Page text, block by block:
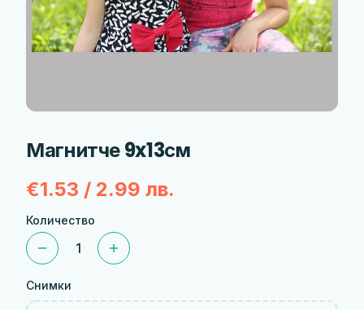
Магнитче 9x13см
€1.53 / 2.99 лв.
Количество
1
Снимки